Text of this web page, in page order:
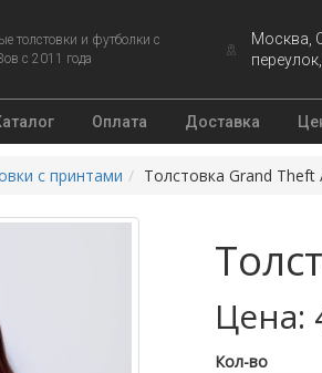
толстовки и футболки с
с 2011 года
Москва,
Оплата Доставка
с принтами Толстовка Grand Theft
Цена:
Кол-во